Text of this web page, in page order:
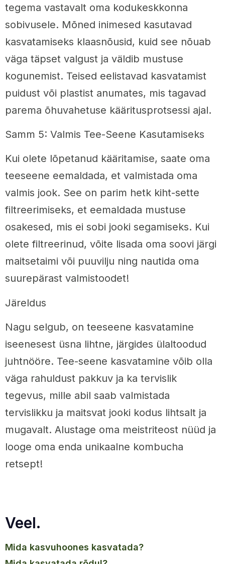
tegema vastavalt oma kodukeskkonna
sobivusele. Mõned inimesed kasutavad
kasvatamiseks klaasnõusid, kuid see nõuab
väga täpset valgust ja väldib mustuse
kogunemist. Teised eelistavad kasvatamist
puidust või plastist anumates, mis tagavad
parema õhuvahetuse kääritusprotsessi ajal.
Samm 5: Valmis Tee-Seene Kasutamiseks
Kui olete lõpetanud kääritamise, saate oma
teeseene eemaldada, et valmistada oma
valmis jook. See on parim hetk kiht-sette
filtreerimiseks, et eemaldada mustuse
osakesed, mis ei sobi jooki segamiseks. Kui
olete filtreerinud, võite lisada oma soovi järgi
maitsetaimi või puuvilju ning nautida oma
suurepärast valmistoodet!
Järeldus
Nagu selgub, on teeseene kasvatamine
iseenesest üsna lihtne, järgides ülaltoodud
juhtnööre. Tee-seene kasvatamine võib olla
väga rahuldust pakkuv ja ka tervislik
tegevus, mille abil saab valmistada
tervislikku ja maitsvat jooki kodus lihtsalt ja
mugavalt. Alustage oma meistriteost nüüd ja
looge oma enda unikaalne kombucha
retsept!
Veel.
mida kasvuhoones kasvatada?